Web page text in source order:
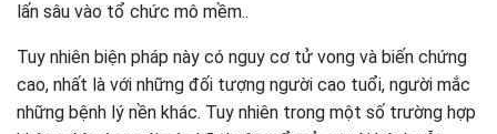
lấn sâu vào tổ chức mô mềm..
Tuy nhiên biện pháp này có nguy cơ tử vong và biến chứng
cao, nhất là với những đối tượng người cao tuổi, người mắc
những bệnh lý nền khác. Tuy nhiên trong một số trường hợp